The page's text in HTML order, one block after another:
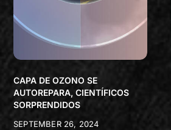
CAPA DE OZONO SE
AUTOREPARA, CIENTÍFICOS
SORPRENDIDOS
SEPTEMBER 26, 2024